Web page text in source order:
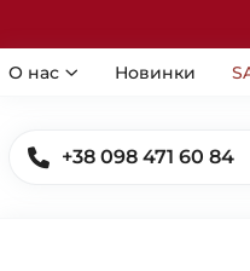
О нас Новинки
+38 098 471 60 84